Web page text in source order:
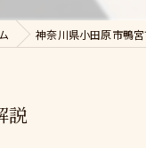
神奈川県小田原市鴨
説